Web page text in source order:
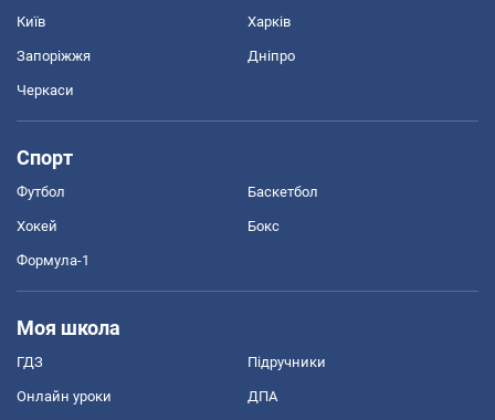
Київ Харків
Запоріжжя Дніпро
Черкаси
Спорт
Футбол Баскетбол
Хокей Бокс
Формула-1
Моя школа
ГДЗ Підручники
Онлайн уроки ДПА